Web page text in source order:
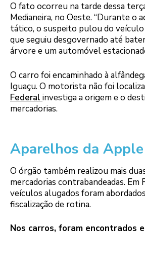
O fato ocorreu na tarde dessa
Medianeira, no Oeste. “Durante o
tático, o suspeito pulou do
que seguiu desgovernado até
árvore e um automóvel
O carro foi encaminhado à
Iguaçu. O motorista não foi
Federal investiga a origem e o
mercadorias.
Aparelhos da Apple
O órgão também realizou mais
mercadorias contrabandeadas. Em
veículos alugados foram
fiscalização de rotina.
Nos carros, foram encontrados